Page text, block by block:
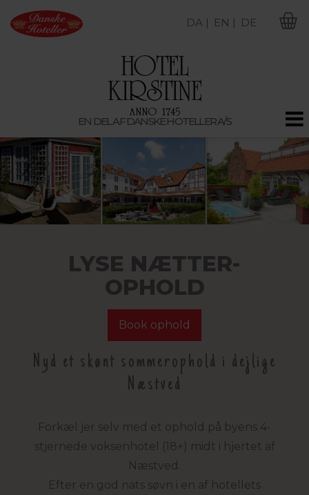
EN DEL AF DANSKE HOTELLER A/S
DA | EN | DE
LYSE NÆTTER-
OPHOLD
Book ophold
Nyd et skønt sommerophold i dejlige
Næstved
Forkæl jer selv med et ophold på byens 4-
stjernede voksenhotel (18+) midt i hjertet af
Næstved.
Efter en god nats søvn i en af hotellets